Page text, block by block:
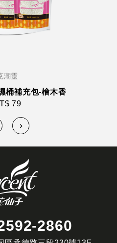
潮靈
桶補充包-檜木香
79
2860